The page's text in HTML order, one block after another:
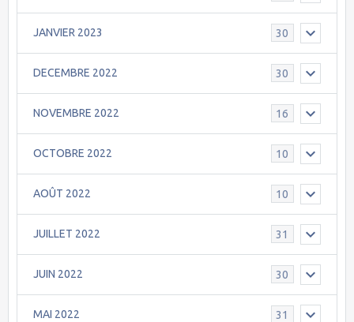
JANVIER 2023 30
DECEMBRE 2022 30
NOVEMBRE 2022 16
OCTOBRE 2022 10
AOÛT 2022 10
JUILLET 2022 31
JUIN 2022 30
MAI 2022 31